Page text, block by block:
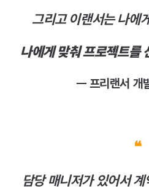
그리고 이랜서는 나에
나에게 맞춰 프로젝트를
ㅡ 프리랜서 개
❝
담당 매니저가 있어서